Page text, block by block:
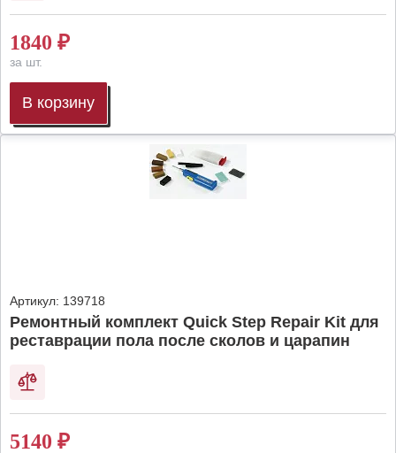
1840 ₽
за шт.
В корзину
Артикул: 139718
Ремонтный комплект Quick Step Repair Kit для
реставрации пола после сколов и царапин
5140 ₽